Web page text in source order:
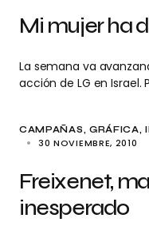
Mi mujer ha
La semana va
acción de LG en Israel.
CAMPAÑAS GRÁFICA
30 NOVIEMBRE, 2010
Freixenet,
inesperado